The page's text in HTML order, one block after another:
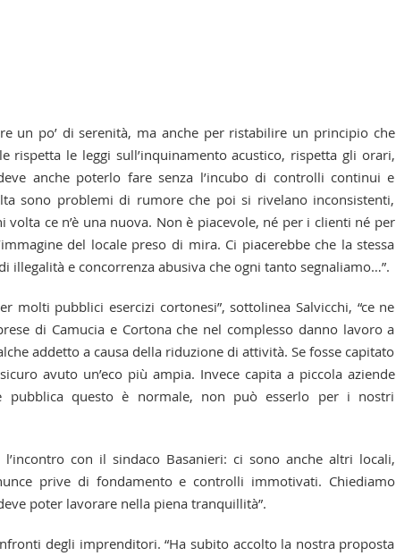
un po’ di serenità, ma anche per ristabilire un principio che
rispetta le leggi sull’inquinamento acustico, rispetta gli orari,
anche poterlo fare senza l’incubo di controlli continui e
sono problemi di rumore che poi si rivelano inconsistenti,
ce n’è una nuova. Non è piacevole, né per i clienti né per
del locale preso di mira. Ci piacerebbe che la stessa
illegalità e concorrenza abusiva che ogni tanto segnaliamo…”.
molti pubblici esercizi cortonesi”, sottolinea Salvicchi, “ce ne
di Camucia e Cortona che nel complesso danno lavoro a
addetto a causa della riduzione di attività. Se fosse capitato
avuto un’eco più ampia. Invece capita a piccola aziende
pubblica questo è normale, non può esserlo per i nostri
l’incontro con il sindaco Basanieri: ci sono anche altri locali,
prive di fondamento e controlli immotivati. Chiediamo
poter lavorare nella piena tranquillità”.
degli imprenditori. “Ha subito accolto la nostra proposta